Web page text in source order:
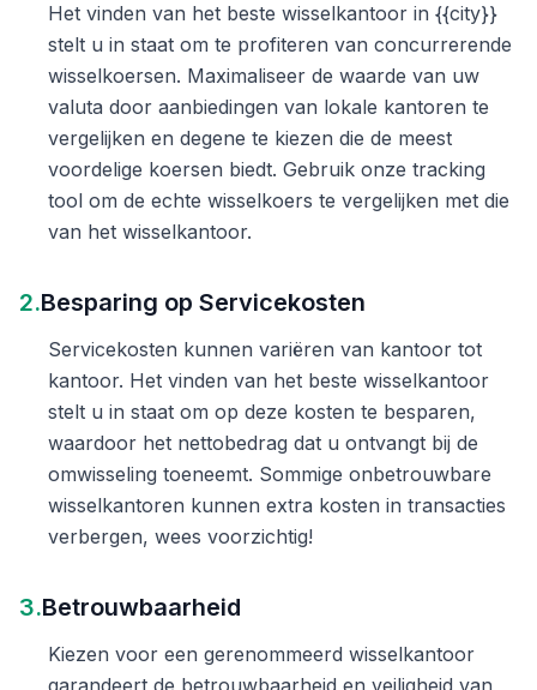
Het vinden van het beste wisselkantoor in {{city}}
stelt u in staat om te profiteren van concurrerende
wisselkoersen. Maximaliseer de waarde van uw
valuta door aanbiedingen van lokale kantoren te
vergelijken en degene te kiezen die de meest
voordelige koersen biedt. Gebruik onze tracking
tool om de echte wisselkoers te vergelijken met die
van het wisselkantoor.
2.Besparing op Servicekosten
Servicekosten kunnen variëren van kantoor tot
kantoor. Het vinden van het beste wisselkantoor
stelt u in staat om op deze kosten te besparen,
waardoor het nettobedrag dat u ontvangt bij de
omwisseling toeneemt. Sommige onbetrouwbare
wisselkantoren kunnen extra kosten in transacties
verbergen, wees voorzichtig!
3.Betrouwbaarheid
Kiezen voor een gerenommeerd wisselkantoor
garandeert de betrouwbaarheid en veiligheid van